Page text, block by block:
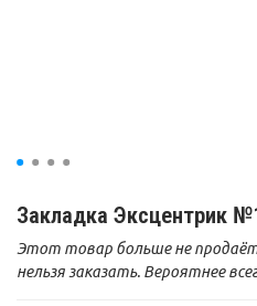
Закладка Эксцентрик
Этот товар больше не
нельзя заказать. Вероятнее